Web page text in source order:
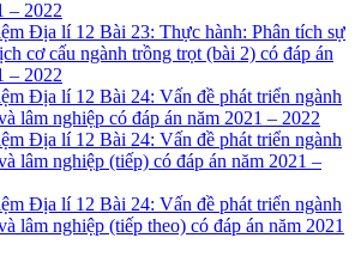
– 2022
Địa lí 12 Bài 23: Thực hành: Phân tích sự
cơ cấu ngành trồng trọt (bài 2) có đáp án
– 2022
Địa lí 12 Bài 24: Vấn đề phát triển ngành
lâm nghiệp có đáp án năm 2021 – 2022
Địa lí 12 Bài 24: Vấn đề phát triển ngành
lâm nghiệp (tiếp) có đáp án năm 2021 –
Địa lí 12 Bài 24: Vấn đề phát triển ngành
lâm nghiệp (tiếp theo) có đáp án năm 2021